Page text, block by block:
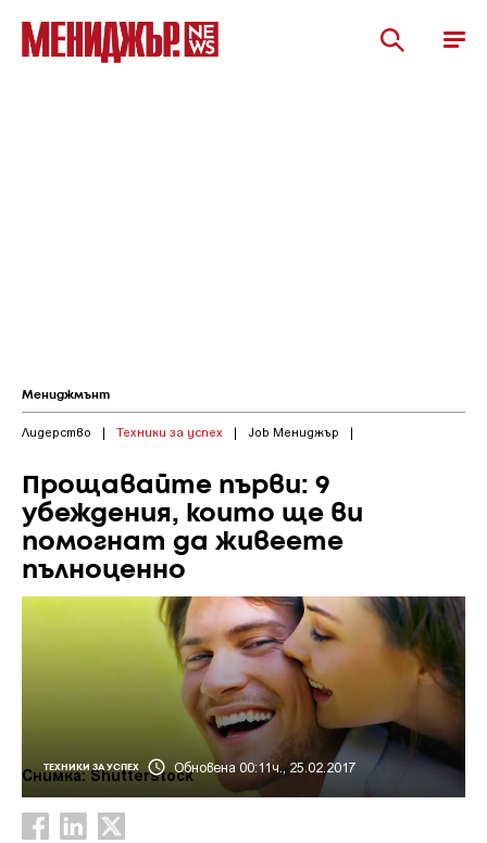
Мениджмънт
Лидерство | Техники за успех | Job Мениджър |
Прощавайте първи: 9
убеждения, които ще ви
помогнат да живеете
пълноценно
ТЕХНИКИ ЗА УСПЕХ Обновена 00:11ч., 25.02.2017
Снимка: Shutterstock